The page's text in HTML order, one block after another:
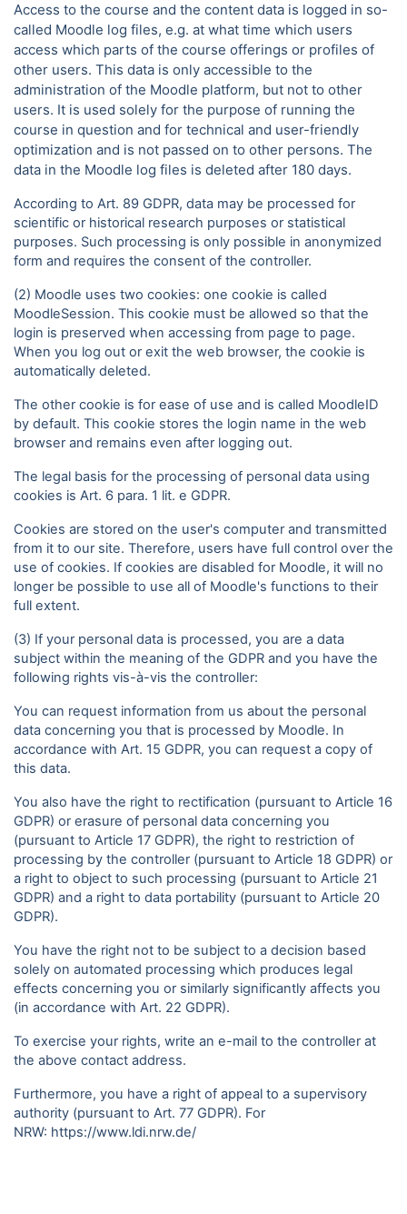
Access to the course and the content data is logged in so-
called Moodle log files, e.g. at what time which users
access which parts of the course offerings or profiles of
other users. This data is only accessible to the
administration of the Moodle platform, but not to other
users. It is used solely for the purpose of running the
course in question and for technical and user-friendly
optimization and is not passed on to other persons. The
data in the Moodle log files is deleted after 180 days.
According to Art. 89 GDPR, data may be processed for
scientific or historical research purposes or statistical
purposes. Such processing is only possible in anonymized
form and requires the consent of the controller.
(2) Moodle uses two cookies: one cookie is called
MoodleSession. This cookie must be allowed so that the
login is preserved when accessing from page to page.
When you log out or exit the web browser, the cookie is
automatically deleted.
The other cookie is for ease of use and is called MoodleID
by default. This cookie stores the login name in the web
browser and remains even after logging out.
The legal basis for the processing of personal data using
cookies is Art. 6 para. 1 lit. e GDPR.
Cookies are stored on the user's computer and transmitted
from it to our site. Therefore, users have full control over the
use of cookies. If cookies are disabled for Moodle, it will no
longer be possible to use all of Moodle's functions to their
full extent.
(3) If your personal data is processed, you are a data
subject within the meaning of the GDPR and you have the
following rights vis-à-vis the controller:
You can request information from us about the personal
data concerning you that is processed by Moodle. In
accordance with Art. 15 GDPR, you can request a copy of
this data.
You also have the right to rectification (pursuant to Article 16
GDPR) or erasure of personal data concerning you
(pursuant to Article 17 GDPR), the right to restriction of
processing by the controller (pursuant to Article 18 GDPR) or
a right to object to such processing (pursuant to Article 21
GDPR) and a right to data portability (pursuant to Article 20
GDPR).
You have the right not to be subject to a decision based
solely on automated processing which produces legal
effects concerning you or similarly significantly affects you
(in accordance with Art. 22 GDPR).
To exercise your rights, write an e-mail to the controller at
the above contact address.
Furthermore, you have a right of appeal to a supervisory
authority (pursuant to Art. 77 GDPR). For
NRW: https://www.ldi.nrw.de/